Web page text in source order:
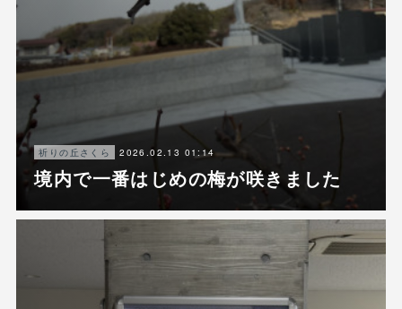
祈りの丘さくら 2026.02.13 01:14
境内で一番はじめの梅が咲きました